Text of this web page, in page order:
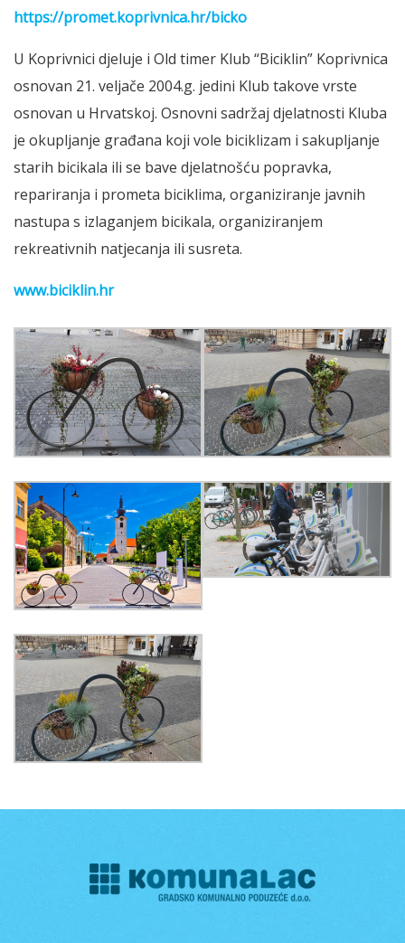
https://promet.koprivnica.hr/bicko
U Koprivnici djeluje i Old timer Klub “Biciklin” Koprivnica
osnovan 21. veljače 2004.g. jedini Klub takove vrste
osnovan u Hrvatskoj. Osnovni sadržaj djelatnosti Kluba
je okupljanje građana koji vole biciklizam i sakupljanje
starih bicikala ili se bave djelatnošću popravka,
repariranja i prometa biciklima, organiziranje javnih
nastupa s izlaganjem bicikala, organiziranjem
rekreativnih natjecanja ili susreta.
www.biciklin.hr